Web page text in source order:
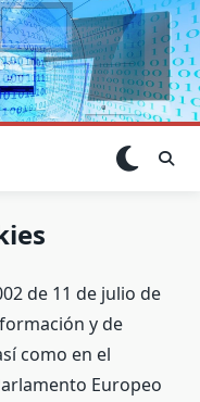
de 11 de julio de
y de
como en el
Europeo